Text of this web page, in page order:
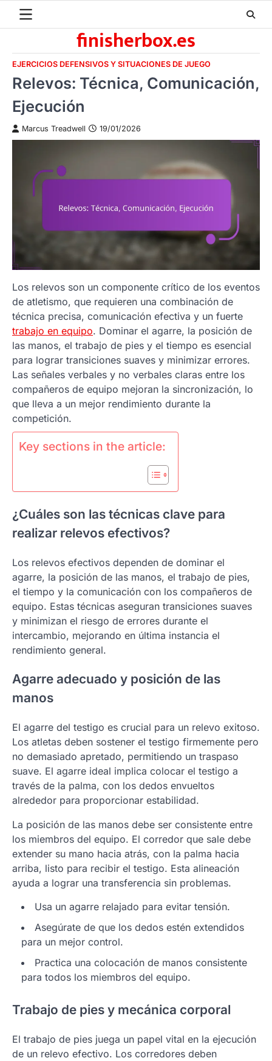
finisherbox.es
EJERCICIOS DEFENSIVOS Y SITUACIONES DE JUEGO
Relevos: Técnica, Comunicación,
Ejecución
Marcus Treadwell 19/01/2026
Los relevos son un componente crítico de los eventos
de atletismo, que requieren una combinación de
técnica precisa, comunicación efectiva y un fuerte
trabajo en equipo. Dominar el agarre, la posición de
las manos, el trabajo de pies y el tiempo es esencial
para lograr transiciones suaves y minimizar errores.
Las señales verbales y no verbales claras entre los
compañeros de equipo mejoran la sincronización, lo
que lleva a un mejor rendimiento durante la
competición.
Key sections in the article:
¿Cuáles son las técnicas clave para
realizar relevos efectivos?
Los relevos efectivos dependen de dominar el
agarre, la posición de las manos, el trabajo de pies,
el tiempo y la comunicación con los compañeros de
equipo. Estas técnicas aseguran transiciones suaves
y minimizan el riesgo de errores durante el
intercambio, mejorando en última instancia el
rendimiento general.
Agarre adecuado y posición de las
manos
El agarre del testigo es crucial para un relevo exitoso.
Los atletas deben sostener el testigo firmemente pero
no demasiado apretado, permitiendo un traspaso
suave. El agarre ideal implica colocar el testigo a
través de la palma, con los dedos envueltos
alrededor para proporcionar estabilidad.
La posición de las manos debe ser consistente entre
los miembros del equipo. El corredor que sale debe
extender su mano hacia atrás, con la palma hacia
arriba, listo para recibir el testigo. Esta alineación
ayuda a lograr una transferencia sin problemas.
Usa un agarre relajado para evitar tensión.
Asegúrate de que los dedos estén extendidos
para un mejor control.
Practica una colocación de manos consistente
para todos los miembros del equipo.
Trabajo de pies y mecánica corporal
El trabajo de pies juega un papel vital en la ejecución
de un relevo efectivo. Los corredores deben